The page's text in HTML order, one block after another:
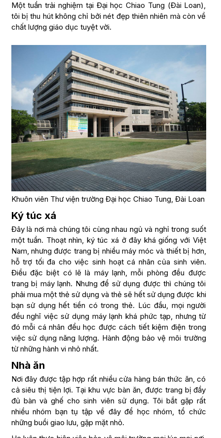
Một tuần trải nghiệm tại Đại học Chiao Tung (Đài Loan),
tôi bị thu hút không chỉ bởi nét đẹp thiên nhiên mà còn về
chất lượng giáo dục tuyệt vời.
Khuôn viên Thư viện trường Đại học Chiao Tung, Đài Loan
Ký túc xá
Đây là nơi mà chúng tôi cùng nhau ngủ và nghỉ trong suốt
một tuần. Thoạt nhìn, ký túc xá ở đây khá giống với Việt
Nam, nhưng được trang bị nhiều máy móc và thiết bị hơn,
hỗ trợ tối đa cho việc sinh hoạt cá nhân của sinh viên.
Điều đặc biệt có lẽ là máy lạnh, mỗi phòng đều được
trang bị máy lạnh. Nhưng để sử dụng được thì chúng tôi
phải mua một thẻ sử dụng và thẻ sẽ hết sử dụng được khi
bạn sử dụng hết tiền có trong thẻ. Lúc đầu, mọi người
đều nghĩ việc sử dụng máy lạnh khá phức tạp, nhưng từ
đó mỗi cá nhân đểu học được cách tiết kiệm điện trong
việc sử dụng năng lượng. Hành động bảo vệ môi trường
từ những hành vi nhỏ nhất.
Nhà ăn
Nơi đây được tập hợp rất nhiều cửa hàng bán thức ăn, có
cả siêu thị tiện lợi. Tại khu vực bàn ăn, được trang bị đầy
đủ bàn và ghế cho sinh viên sử dụng. Tôi bắt gặp rất
nhiều nhóm bạn tụ tập về đây để học nhóm, tổ chức
những buồi giao lưu, gặp mặt nhỏ.